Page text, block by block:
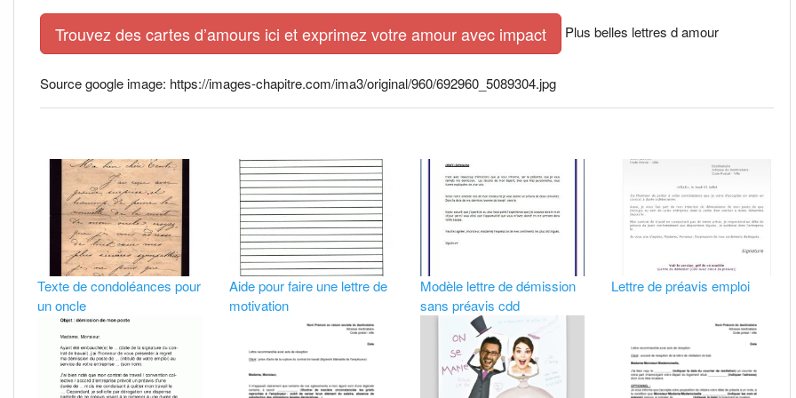
Trouvez des cartes d’amours ici et exprimez votre amour avec impact Plus belles lettres d amour
Source google image: https://images-chapitre.com/ima3/original/960/692960_5089304.jpg
Texte de condoléances pour
un oncle
Aide pour faire une lettre de
motivation
Modèle lettre de démission
sans préavis cdd
Lettre de préavis emploi